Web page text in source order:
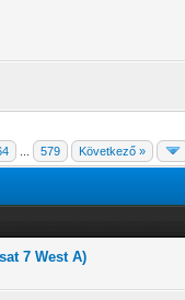
579 Következő »
7 West A)